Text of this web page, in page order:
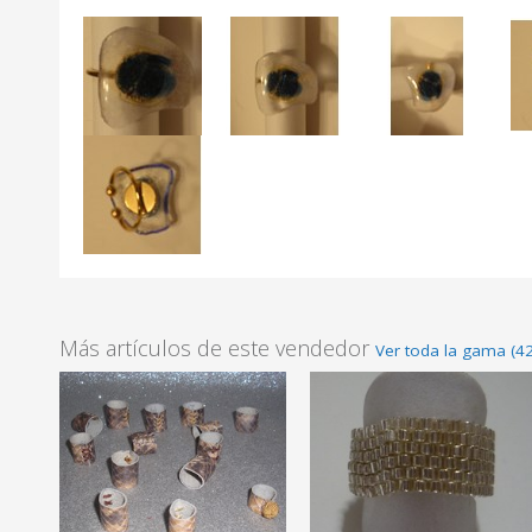
Más artículos de este vendedor Ver toda la gama